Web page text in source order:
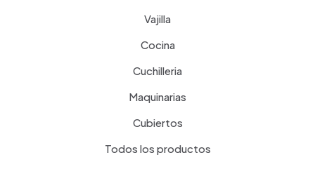
Vajilla
Cocina
Cuchilleria
Maquinarias
Cubiertos
Todos los productos